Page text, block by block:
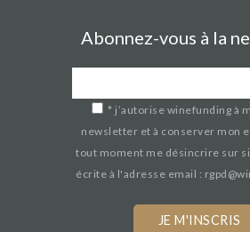
Abonnez-vous à la
* j’autorise winefunding à
newsletter et à conserver mon
tout moment me désincrire sur
écrite à l'adresse email :